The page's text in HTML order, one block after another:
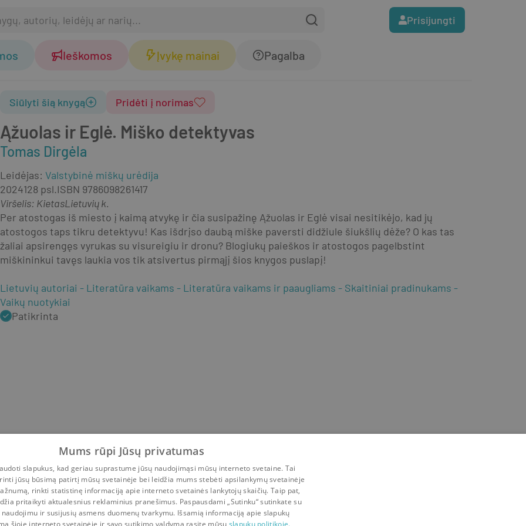
Prisijungti
Ieškomos Įvykę mainai Pagalba
Ąžuolas ir Eglė. Miško detektyvas
Tomas Dirgėla
Siūlyti šią knygą Pridėti į norimas
Leidėjas: Valstybinė miškų urėdija
2024128 psl.ISBN 9786098261417
Viršelis: KietasLietuvių k.
Per atostogas iš miesto į kaimą atvykę ir čia susipažinę Ąžuolas ir Eglė visai nesitikėjo, kad jų
atostogos taps tikru detektyvu! Kas išdrįso daubą miške paversti didžiule šiukšlių dėže? O kas tas
žaliai apsirengęs vyrukas su visureigiu ir dronu? Blogiukų paieškos ir atostogos pagelbstint
miškininkui tavęs laukia vos tik atsivertus pirmąjį šios knygos puslapį!
Lietuvių autoriai Literatūra vaikams Literatūra vaikams ir paaugliams
Skaitiniai pradinukams
Vaikų nuotykiai
Patikrinta
Mums rūpi Jūsų privatumas
slapukus, kad geriau suprastume jūsų naudojimąsi mūsų interneto svetaine. Tai
jūsų būsimą patirtį mūsų svetainėje bei leidžia mums stebėti apsilankymų svetainėje
rinkti statistinę informaciją apie interneto svetainės lankytojų skaičių. Taip pat,
pritaikyti aktualesnius reklaminius pranešimus. Paspausdami „Sutinku“ sutinkate su
ir susijusių asmens duomenų tvarkymu. Išsamią informaciją apie slapukų
šioje interneto svetainėje ir savo sutikimo valdymą rasite mūsų slapukų politikoje.